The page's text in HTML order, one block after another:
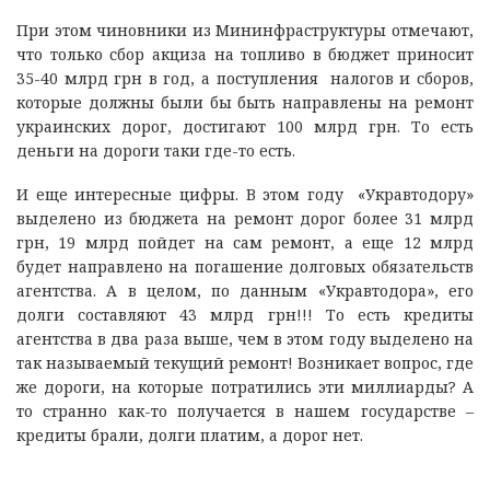
При этом чиновники из Мининфраструктуры отмечают,
что только сбор акциза на топливо в бюджет приносит
35-40 млрд грн в год, а поступления налогов и сборов,
которые должны были бы быть направлены на ремонт
украинских дорог, достигают 100 млрд грн. То есть
деньги на дороги таки где-то есть.
И еще интересные цифры. В этом году «Укравтодору»
выделено из бюджета на ремонт дорог более 31 млрд
грн, 19 млрд пойдет на сам ремонт, а еще 12 млрд
будет направлено на погашение долговых обязательств
агентства. А в целом, по данным «Укравтодора», его
долги составляют 43 млрд грн!!! То есть кредиты
агентства в два раза выше, чем в этом году выделено на
так называемый текущий ремонт! Возникает вопрос, где
же дороги, на которые потратились эти миллиарды? А
то странно как-то получается в нашем государстве –
кредиты брали, долги платим, а дорог нет.